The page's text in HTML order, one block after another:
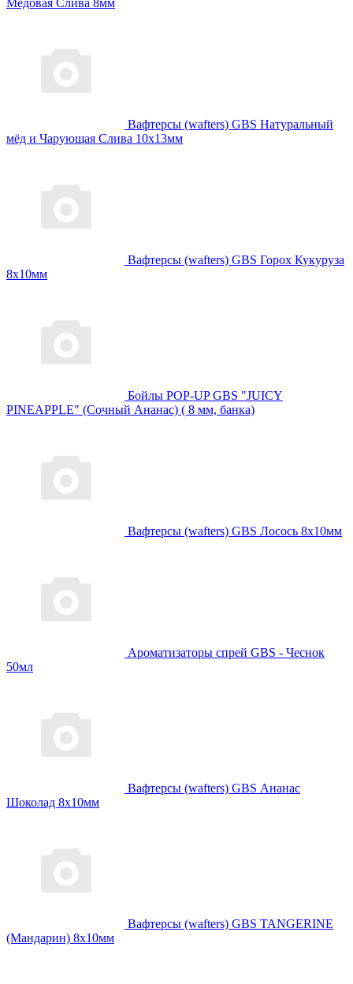
Вафтерсы (wafters) GBS Натуральный
мёд и Чарующая Слива 10x13мм
Вафтерсы (wafters) GBS Горох Кукуруза
8x10мм
Бойлы POP-UP GBS "JUICY
PINEAPPLE" (Сочный Ананас) ( 8 мм, банка)
Вафтерсы (wafters) GBS Лосось 8x10мм
Ароматизаторы спрей GBS - Чеснок
50мл
Вафтерсы (wafters) GBS Ананас
Шоколад 8x10мм
Вафтерсы (wafters) GBS TANGERINE
(Мандарин) 8x10мм